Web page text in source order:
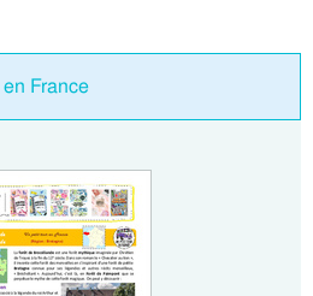
France